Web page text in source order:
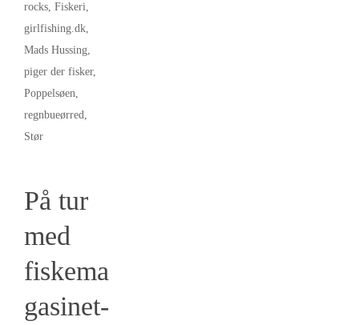
rocks, Fiskeri,
girlfishing.dk,
Mads Hussing,
piger der fisker,
Poppelsøen,
regnbueørred,
Stør
På tur
med
fiskema
gasinet-